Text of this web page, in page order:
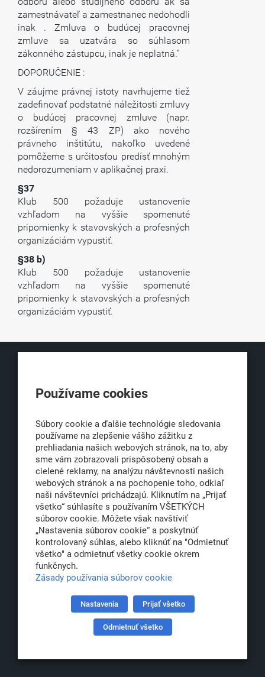
zamestnávateľ a zamestnanec nedohodli
inak . Zmluva o budúcej pracovnej
zmluve sa uzatvára so súhlasom
zákonného zástupcu, inak je neplatná.“
DOPORUČENIE :
V záujme právnej istoty navrhujeme tiež
zadefinovať podstatné náležitosti zmluvy
o budúcej pracovnej zmluve (napr.
rozšírením § 43 ZP) ako nového
právneho inštitútu, nakoľko uvedené
pomôžeme s určitosťou predísť mnohým
nedorozumeniam v aplikačnej praxi.
§37
Klub 500 požaduje ustanovenie
vzhľadom na vyššie spomenuté
pripomienky k stavovských a profesných
organizáciám vypustiť.
§38 b)
Klub 500 požaduje ustanovenie
vzhľadom na vyššie spomenuté
pripomienky k stavovských a profesných
organizáciám vypustiť.
Obchodná 6
office@klub500.sk
+421 2 54 646 464
www.klub500.sk
Copyright: Klub 500, 2026
Všetky práva vyhradené
Právna informácia
Partner:
Používame cookies
Súbory cookie a ďalšie technológie sledovania
používame na zlepšenie vášho zážitku z
prehliadania našich webových stránok, na to, aby
sme vám zobrazovali prispôsobený obsah a
cielené reklamy, na analýzu návštevnosti našich
webových stránok a na pochopenie toho, odkiaľ
naši návštevníci prichádzajú. Kliknutím na „Prijať
všetko“ súhlasíte s používaním VŠETKÝCH
súborov cookie. Môžete však navštíviť
„Nastavenia súborov cookie“ a poskytnúť
kontrolovaný súhlas, alebo kliknúť na "Odmietnuť
všetko" a odmietnuť všetky cookie okrem
funkčnych.
Zásady používania súborov cookie
Nastavenia Prijať všetko
Odmietnuť všetko